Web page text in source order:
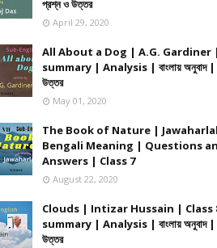
প্রশ্ন ও উত্তর
April 29, 2020
All About a Dog | A.G. Gardiner
summary | Analysis | বাংলায় অনুবাদ |
উত্তর
May 01, 2020
The Book of Nature |
Bengali Meaning | Questions
Answers | Class 7
August 22, 2020
Clouds | Intizar Hussain | Class
summary | Analysis | বাংলায় অনুবাদ |
উত্তর